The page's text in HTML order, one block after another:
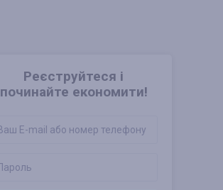
Реєструйтеся і
починайте економити!